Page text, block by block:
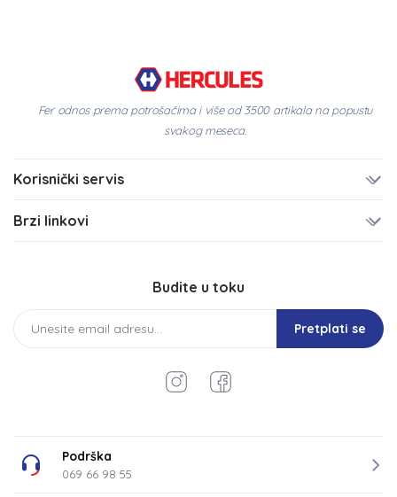
Fer odnos prema potrošačima i više od 3500 artikala na popustu
svakog meseca.
Korisnički servis
Brzi linkovi
Budite u toku
Pretplati se
Podrška
069 66 98 55